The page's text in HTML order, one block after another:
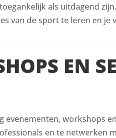
als uitdagend
van de sport te leren en
EN
workshops
en te netwerken